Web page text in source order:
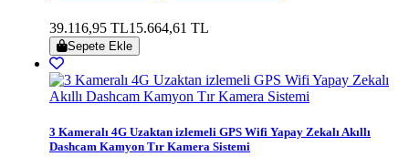
39.116,95 TL15.664,61 TL
Sepete Ekle
3 Kameralı 4G Uzaktan izlemeli GPS Wifi Yapay Zekalı Akıllı
Dashcam Kamyon Tır Kamera Sistemi